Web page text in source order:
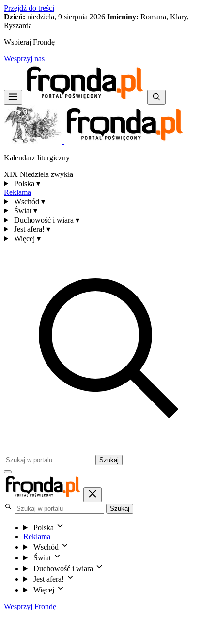
Przejdź do treści
Dzień: niedziela, 9 sierpnia 2026 Imieniny: Romana, Klary,
Ryszarda
Wspieraj Frondę
Wesprzyj nas
Kalendarz liturgiczny
XIX Niedziela zwykła
Polska ▾
Reklama
Wschód ▾
Świat ▾
Duchowość i wiara ▾
Jest afera! ▾
Więcej ▾
Szukaj
Szukaj
Polska
Reklama
Wschód
Świat
Duchowość i wiara
Jest afera!
Więcej
Wesprzyj Frondę